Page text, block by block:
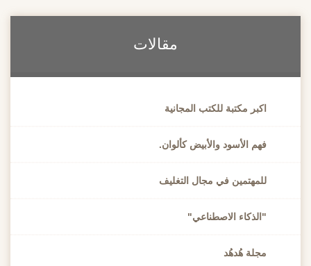
مقالات
اكبر مكتبة للكتب المجانية
فهم الأسود والأبيض كألوان.
للمهتمين في مجال التغليف
"الذكاء الاصطناعي"
مجلة هُدهُد